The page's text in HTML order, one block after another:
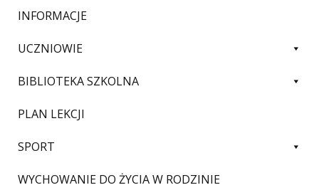
INFORMACJE
UCZNIOWIE
BIBLIOTEKA SZKOLNA
PLAN LEKCJI
SPORT
WYCHOWANIE DO ŻYCIA W RODZINIE